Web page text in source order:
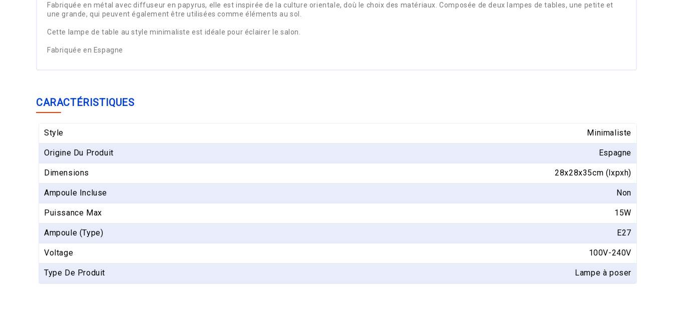
Fabriquée en métal avec diffuseur en papyrus, elle est inspirée de la culture orientale, doù le choix des matériaux. Composée de deux lampes de tables, une petite et
une grande, qui peuvent également être utilisées comme éléments au sol.
Cette lampe de table au style minimaliste est idéale pour éclairer le salon.
Fabriquée en Espagne
CARACTÉRISTIQUES
Style Minimaliste
Origine Du Produit Espagne
Dimensions 28x28x35cm (lxpxh)
Ampoule Incluse Non
Puissance Max 15W
Ampoule (type) E27
Voltage 100V-240V
Type De Produit Lampe à poser